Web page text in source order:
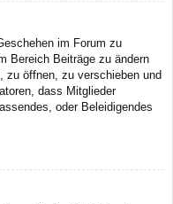
im Forum zu
Bereich Beiträge zu ändern
zu öffnen, zu verschieben und
dass Mitglieder
oder Beleidigendes